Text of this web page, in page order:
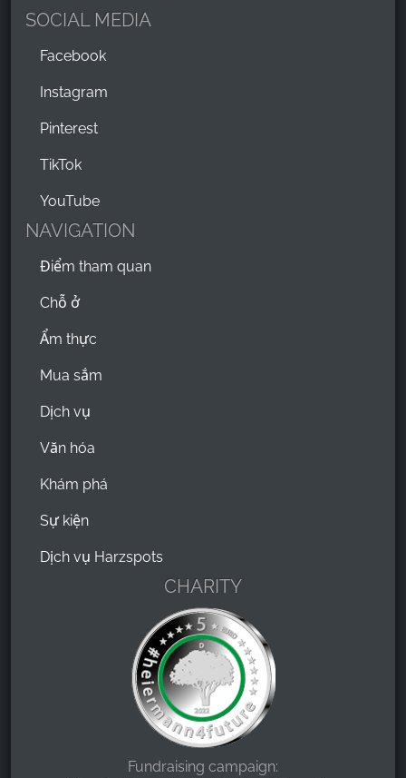
SOCIAL MEDIA
Facebook
Instagram
Pinterest
TikTok
YouTube
NAVIGATION
Điểm tham quan
Chỗ ở
Ẩm thực
Mua sắm
Dịch vụ
Văn hóa
Khám phá
Sự kiện
Dịch vụ Harzspots
CHARITY
Fundraising campaign: